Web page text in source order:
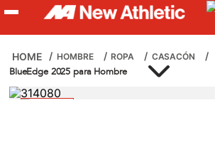
Hombre
HOMBRE ROPA CASACÓN
BlueEdge 2025 para Hombre